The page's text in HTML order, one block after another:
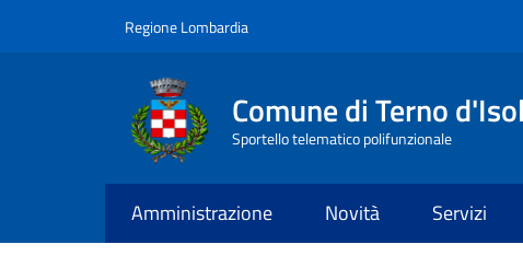
Regione Lombardia
Comune di Terno
Sportello telematico polifunzionale
Amministrazione Novità Servizi